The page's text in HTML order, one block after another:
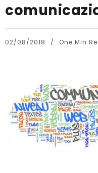
02/08/2018 One Min